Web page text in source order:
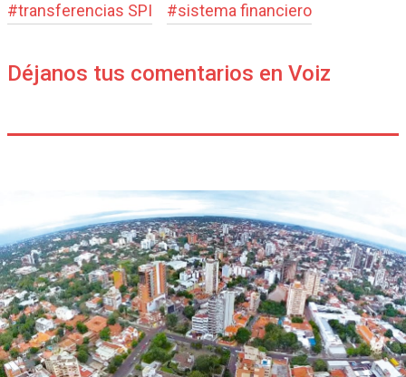
#transferencias SPI #sistema financiero
Déjanos tus comentarios en Voiz